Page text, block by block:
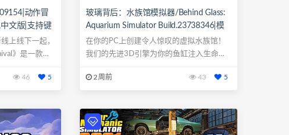
动作冒
文版|支持键
上线下一起，
》是一款温
46 5
玻璃背后：水族馆模拟器/Behind Glass:
Aquarium Simulator Build.23738346|模
拟经营|容量1.7GB|免安装绿色中文版|支
持键盘.鼠标
在你的PC上创建令人惊叹的虚拟水族馆！
我们的先进3D引擎为你的鱼缸注入生命，
2周前 43 5